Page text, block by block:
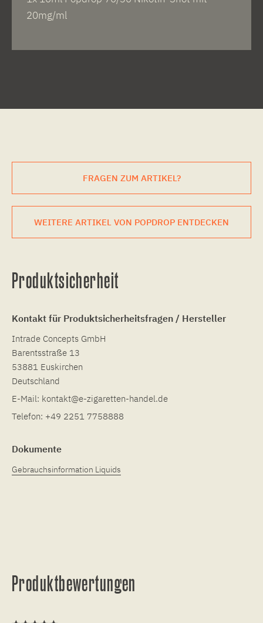
20mg/ml
FRAGEN ZUM ARTIKEL?
WEITERE ARTIKEL VON POPDROP ENTDECKEN
Produktsicherheit
Kontakt für Produktsicherheitsfragen / Hersteller
Intrade Concepts GmbH
Barentsstraße 13
53881 Euskirchen
Deutschland
E-Mail: kontakt@e-zigaretten-handel.de
Telefon: +49 2251 7758888
Dokumente
Gebrauchsinformation Liquids
Produktbewertungen